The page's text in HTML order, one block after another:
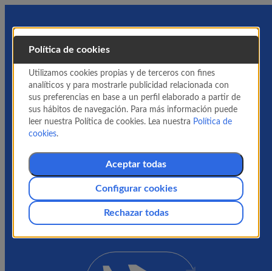
Política de cookies
Utilizamos cookies propias y de terceros con fines
analíticos y para mostrarle publicidad relacionada con
sus preferencias en base a un perfil elaborado a partir de
sus hábitos de navegación. Para más información puede
leer nuestra Política de cookies. Lea nuestra Política de
cookies.
Aceptar todas
Rechazar todas
Configurar cookies